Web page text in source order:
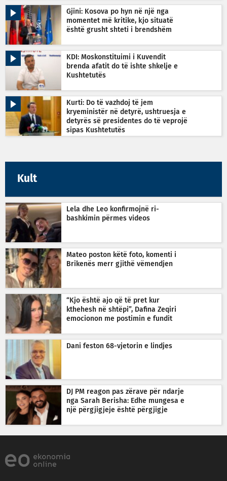
Gjini: Kosova po hyn në një nga
momentet më kritike, kjo situatë
është grusht shteti i brendshëm
KDI: Moskonstituimi i Kuvendit
brenda afatit do të ishte shkelje e
Kushtetutës
Kurti: Do të vazhdoj të jem
kryeministër në detyrë, ushtruesja e
detyrës së presidentes do të veprojë
sipas Kushtetutës
Kult
Lela dhe Leo konfirmojnë ri-
bashkimin përmes videos
Mateo poston këtë foto, komenti i
Brikenës merr gjithë vëmendjen
“Kjo është ajo që të pret kur
kthehesh në shtëpi”, Dafina Zeqiri
emocionon me postimin e fundit
Dani feston 68-vjetorin e lindjes
DJ PM reagon pas zërave për ndarje
nga Sarah Berisha: Edhe mungesa e
një përgjigjeje është përgjigje